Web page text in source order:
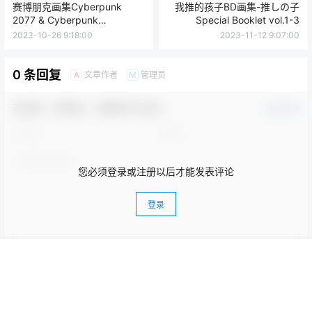
赛博朋克画集Cyberpunk
2077 & Cyberpunk
Edgerunners × pixiv FANART
2023-10-26 9:18:00
我推的孩子BD画集-推しの子
Special Booklet vol.1-3
2023-11-12 9:07:00
0 条回复 A 文章作者 M 管理员
您必须登录或注册以后才能发表评论
登录